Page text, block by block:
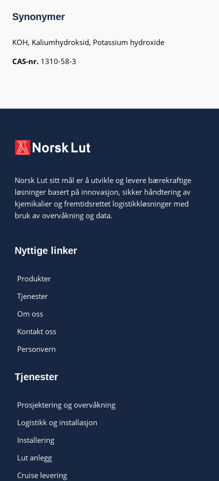
Synonymer
KOH, Kaliumhydroksid, Potassium hydroxide
CAS-nr. 1310-58-3
Norsk Lut sitt mål er å utvikle og levere bærekraftige
løsninger basert på innovasjon, sikker håndtering av
kjemikalier og fremtidsrettet logistikkløsninger med
bruk av overvåkning og data.
Nyttige linker
Produkter
Tjenester
Om oss
Kontakt oss
Personvern
Tjenester
Prosjektering og overvåkning
Logistikk og installasjon
Installering
Lut anlegg
Cruise levering